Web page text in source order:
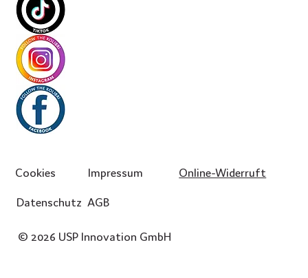
Cookies
Datenschutz
Impressum
AGB
Online-Widerruft
© 2026 USP Innovation GmbH